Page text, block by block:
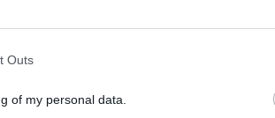
Outs
of my personal data.